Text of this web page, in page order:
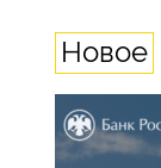
Новое